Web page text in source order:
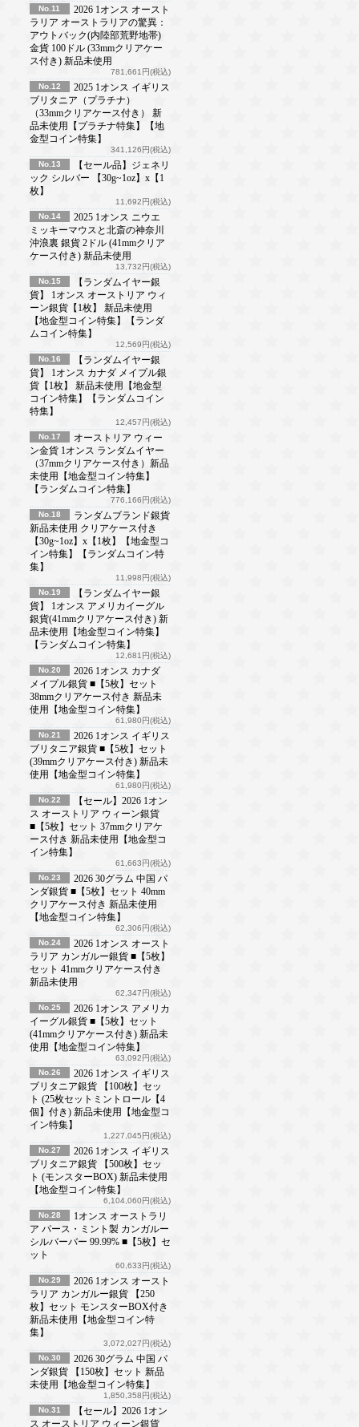
No.11
2026 1オンス オースト
ラリア オーストラリアの驚異：
アウトバック(内陸部荒野地帯)
金貨 100ドル (33mmクリアケー
ス付き) 新品未使用
781,661円(税込)
No.12
2025 1オンス イギリス
ブリタニア（プラチナ）
（33mmクリアケース付き） 新
品未使用【プラチナ特集】【地
金型コイン特集】
341,126円(税込)
No.13
【セール品】ジェネリ
ック シルバー 【30g~1oz】x【1
枚】
11,692円(税込)
No.14
2025 1オンス ニウエ
ミッキーマウスと北斎の神奈川
沖浪裏 銀貨 2ドル (41mmクリア
ケース付き) 新品未使用
13,732円(税込)
No.15
【ランダムイヤー銀
貨】 1オンス オーストリア ウィ
ーン銀貨【1枚】 新品未使用
【地金型コイン特集】【ランダ
ムコイン特集】
12,569円(税込)
No.16
【ランダムイヤー銀
貨】 1オンス カナダ メイプル銀
貨【1枚】 新品未使用【地金型
コイン特集】【ランダムコイン
特集】
12,457円(税込)
No.17
オーストリア ウィー
ン金貨 1オンス ランダムイヤー
（37mmクリアケース付き）新品
未使用【地金型コイン特集】
【ランダムコイン特集】
776,166円(税込)
No.18
ランダムブランド銀貨
新品未使用 クリアケース付き
【30g~1oz】x【1枚】【地金型コ
イン特集】【ランダムコイン特
集】
11,998円(税込)
No.19
【ランダムイヤー銀
貨】 1オンス アメリカイーグル
銀貨(41mmクリアケース付き) 新
品未使用【地金型コイン特集】
【ランダムコイン特集】
12,681円(税込)
No.20
2026 1オンス カナダ
メイプル銀貨 ■【5枚】セット
38mmクリアケース付き 新品未
使用【地金型コイン特集】
61,980円(税込)
No.21
2026 1オンス イギリス
ブリタニア銀貨 ■【5枚】セット
(39mmクリアケース付き) 新品未
使用【地金型コイン特集】
61,980円(税込)
No.22
【セール】2026 1オン
ス オーストリア ウィーン銀貨
■【5枚】セット 37mmクリアケ
ース付き 新品未使用【地金型コ
イン特集】
61,663円(税込)
No.23
2026 30グラム 中国 パ
ンダ銀貨 ■【5枚】セット 40mm
クリアケース付き 新品未使用
【地金型コイン特集】
62,306円(税込)
No.24
2026 1オンス オースト
ラリア カンガルー銀貨 ■【5枚】
セット 41mmクリアケース付き
新品未使用
62,347円(税込)
No.25
2026 1オンス アメリカ
イーグル銀貨 ■【5枚】セット
(41mmクリアケース付き) 新品未
使用【地金型コイン特集】
63,092円(税込)
No.26
2026 1オンス イギリス
ブリタニア銀貨 【100枚】セッ
ト (25枚セットミントロール【4
個】付き) 新品未使用【地金型コ
イン特集】
1,227,045円(税込)
No.27
2026 1オンス イギリス
ブリタニア銀貨 【500枚】セッ
ト (モンスターBOX) 新品未使用
【地金型コイン特集】
6,104,060円(税込)
No.28
1オンス オーストラリ
ア パース・ミント製 カンガルー
シルバーバー 99.99% ■【5枚】セ
ット
60,633円(税込)
No.29
2026 1オンス オースト
ラリア カンガルー銀貨 【250
枚】セット モンスターBOX付き
新品未使用【地金型コイン特
集】
3,072,027円(税込)
No.30
2026 30グラム 中国 パ
ンダ銀貨 【150枚】セット 新品
未使用【地金型コイン特集】
1,850,358円(税込)
No.31
【セール】2026 1オン
ス オーストリア ウィーン銀貨